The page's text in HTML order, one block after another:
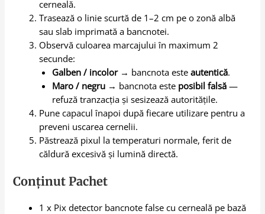
cerneală.
Trasează o linie scurtă de 1–2 cm pe o zonă albă
sau slab imprimată a bancnotei.
Observă culoarea marcajului în maximum 2
secunde:
Galben / incolor→ bancnota esteautentică.
Maro / negru → bancnota este posibil falsă —
refuză tranzacția și sesizează autoritățile.
Pune capacul înapoi după fiecare utilizare pentru a
preveni uscarea cernelii.
Păstrează pixul la temperaturi normale, ferit de
căldură excesivă și lumină directă.
Conținut Pachet
1 x Pix detector bancnote false cu cerneală pe bază